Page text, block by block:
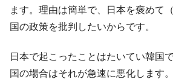
た ⇒ 国家が行った恐るべき株価操作
動」
『Money1』
中国だけが鉄鋼輸出
ます。理由は簡単で、日本を褒めて
国の政策を批判したいからです。
日本で起こったことはたいてい韓国
国の場合はそれが急速に悪化します